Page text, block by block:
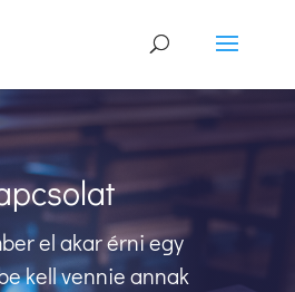
el akar érni egy
kell vennie annak